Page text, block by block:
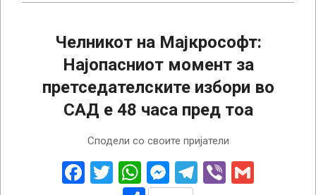
Челникот на Мајкрософт:
Најопасниот момент за
претседателските избори во
САД е 48 часа пред тоа
Сподели со своите пријатели
Facebook
Twitter
WhatsApp
Messenger
Telegram
Viber